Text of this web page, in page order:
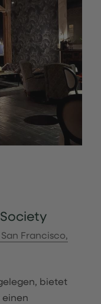
Francisco,
bietet
einen